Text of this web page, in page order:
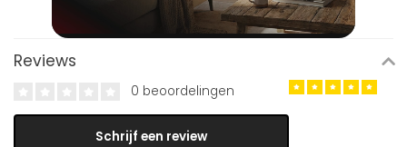
Reviews
0 beoordelingen
Schrijf een review